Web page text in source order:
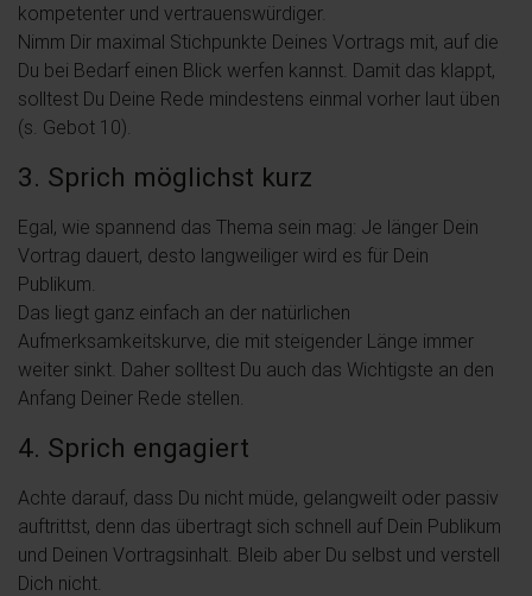
kompetenter und vertrauenswürdiger.
Nimm Dir maximal Stichpunkte Deines Vortrags mit, auf die
Du bei Bedarf einen Blick werfen kannst. Damit das klappt,
solltest Du Deine Rede mindestens einmal vorher laut üben
(s. Gebot 10).
3. Sprich möglichst kurz
Egal, wie spannend das Thema sein mag: Je länger Dein
Vortrag dauert, desto langweiliger wird es für Dein
Publikum.
Das liegt ganz einfach an der natürlichen
Aufmerksamkeitskurve, die mit steigender Länge immer
weiter sinkt. Daher solltest Du auch das Wichtigste an den
Anfang Deiner Rede stellen.
4. Sprich engagiert
Achte darauf, dass Du nicht müde, gelangweilt oder passiv
auftrittst, denn das übertragt sich schnell auf Dein Publikum
und Deinen Vortragsinhalt. Bleib aber Du selbst und verstell
Dich nicht.